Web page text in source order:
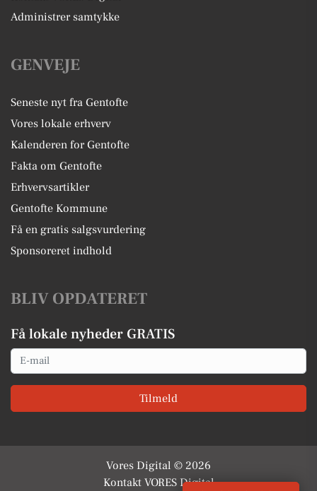
Administrer samtykke
GENVEJE
Seneste nyt fra Gentofte
Vores lokale erhverv
Kalenderen for Gentofte
Fakta om Gentofte
Erhvervsartikler
Gentofte Kommune
Få en gratis salgsvurdering
Sponsoreret indhold
BLIV OPDATERET
Få lokale nyheder GRATIS
Email
Tilmeld
Vores Digital © 2026
Kontakt VORES Digital